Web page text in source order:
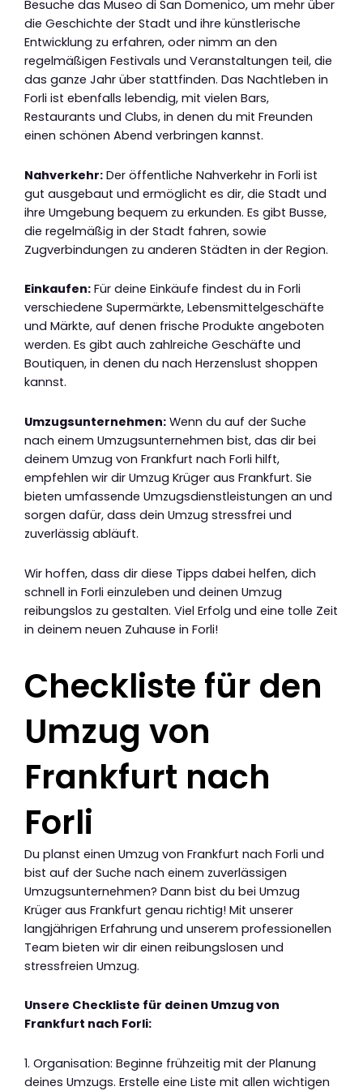
Besuche das Museo di San Domenico, um mehr über
die Geschichte der Stadt und ihre künstlerische
Entwicklung zu erfahren, oder nimm an den
regelmäßigen Festivals und Veranstaltungen teil, die
das ganze Jahr über stattfinden. Das Nachtleben in
Forli ist ebenfalls lebendig, mit vielen Bars,
Restaurants und Clubs, in denen du mit Freunden
einen schönen Abend verbringen kannst.
Nahverkehr: Der öffentliche Nahverkehr in Forli ist
gut ausgebaut und ermöglicht es dir, die Stadt und
ihre Umgebung bequem zu erkunden. Es gibt Busse,
die regelmäßig in der Stadt fahren, sowie
Zugverbindungen zu anderen Städten in der Region.
Einkaufen: Für deine Einkäufe findest du in Forli
verschiedene Supermärkte, Lebensmittelgeschäfte
und Märkte, auf denen frische Produkte angeboten
werden. Es gibt auch zahlreiche Geschäfte und
Boutiquen, in denen du nach Herzenslust shoppen
kannst.
Umzugsunternehmen: Wenn du auf der Suche
nach einem Umzugsunternehmen bist, das dir bei
deinem Umzug von Frankfurt nach Forli hilft,
empfehlen wir dir Umzug Krüger aus Frankfurt. Sie
bieten umfassende Umzugsdienstleistungen an und
sorgen dafür, dass dein Umzug stressfrei und
zuverlässig abläuft.
Wir hoffen, dass dir diese Tipps dabei helfen, dich
schnell in Forli einzuleben und deinen Umzug
reibungslos zu gestalten. Viel Erfolg und eine tolle Zeit
in deinem neuen Zuhause in Forli!
Checkliste für den
Umzug von
Frankfurt nach
Forli
Du planst einen Umzug von Frankfurt nach Forli und
bist auf der Suche nach einem zuverlässigen
Umzugsunternehmen? Dann bist du bei Umzug
Krüger aus Frankfurt genau richtig! Mit unserer
langjährigen Erfahrung und unserem professionellen
Team bieten wir dir einen reibungslosen und
stressfreien Umzug.
Unsere Checkliste für deinen Umzug von
Frankfurt nach Forli:
1. Organisation: Beginne frühzeitig mit der Planung
deines Umzugs. Erstelle eine Liste mit allen wichtigen